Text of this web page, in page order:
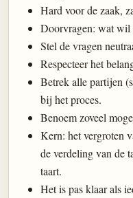
Hard voor de zaak,
Doorvragen: wat wil
Stel de vragen
Respecteer het
Betrek alle partijen
bij het proces.
Benoem zoveel
Kern: het vergroten
de verdeling van de
taart.
Het is pas klaar als